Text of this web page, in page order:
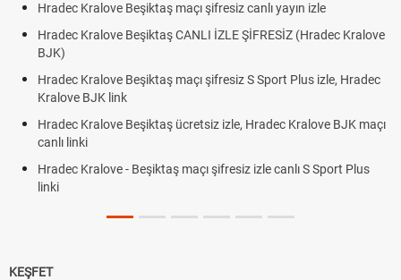
Hradec Kralove Beşiktaş maçı şifresiz canlı yayın izle
Hradec Kralove Beşiktaş CANLI İZLE ŞİFRESİZ (Hradec Kralove
BJK)
Hradec Kralove Beşiktaş maçı şifresiz S Sport Plus izle, Hradec
Kralove BJK link
Hradec Kralove Beşiktaş ücretsiz izle, Hradec Kralove BJK maçı
canlı linki
Hradec Kralove - Beşiktaş maçı şifresiz izle canlı S Sport Plus
linki
KEŞFET